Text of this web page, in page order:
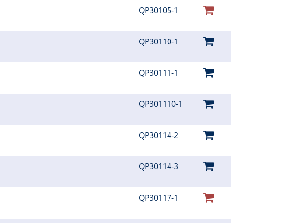
QP30105-1
QP30110-1
QP30111-1
QP301110-1
QP30114-2
QP30114-3
QP30117-1